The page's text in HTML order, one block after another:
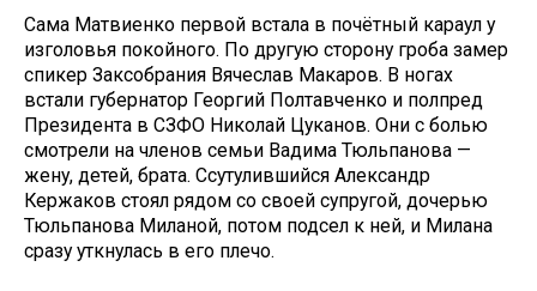
Сама Матвиенко первой встала в почётный караул у
изголовья покойного. По другую сторону гроба замер
спикер Заксобрания Вячеслав Макаров. В ногах
встали губернатор Георгий Полтавченко и полпред
Президента в СЗФО Николай Цуканов. Они с болью
смотрели на членов семьи Вадима Тюльпанова —
жену, детей, брата. Ссутулившийся Александр
Кержаков стоял рядом со своей супругой, дочерью
Тюльпанова Миланой, потом подсел к ней, и Милана
сразу уткнулась в его плечо.